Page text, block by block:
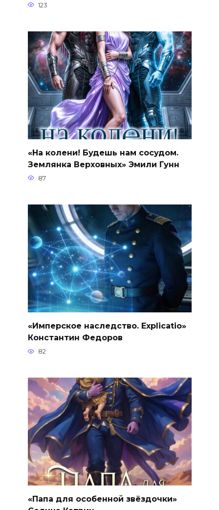
123
«На колени! Будешь нам сосудом.
Землянка Верховных» Эмили Гунн
87
«Имперское наследство. Explicatio»
Константин Федоров
82
«Папа для особенной звёздочки»